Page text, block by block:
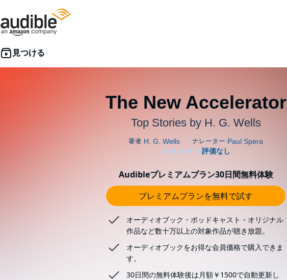
The New Accelerator
Top Stories by H. G. Wells
Audibleプレミアムプラン30日間無料体験
プレミアムプランを無料で試す
オーディオブック・ポッドキャスト・オリジナル
作品など数十万以上の対象作品が聴き放題。
オーディオブックをお得な会員価格で購入できま
す。
30日間の無料体験後は月額￥1500で自動更新し